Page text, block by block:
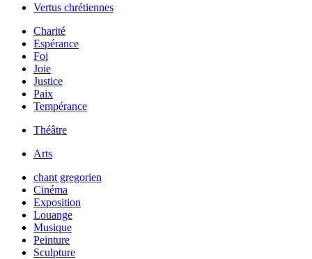
Vertus chrétiennes
Charité
Espérance
Foi
Joie
Justice
Paix
Tempérance
Théâtre
Arts
chant gregorien
Cinéma
Exposition
Louange
Musique
Peinture
Sculpture